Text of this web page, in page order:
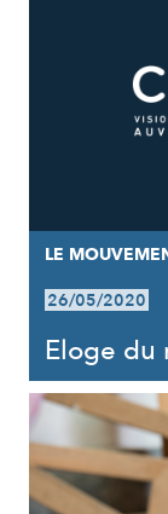
LE
26/05/2020
Eloge du